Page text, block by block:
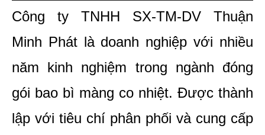
Công ty TNHH SX-TM-DV Thuận
Minh Phát là doanh nghiệp với nhiều
năm kinh nghiệm trong ngành đóng
gói bao bì màng co nhiệt. Được thành
lập với tiêu chí phân phối và cung cấp